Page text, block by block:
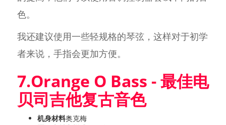
色。
我还建议使用一些轻规格的琴弦，这样对于初学
者来说，手指会更加方便。
7.Orange O Bass - 最佳电
贝司吉他复古音色
机身材料奥克梅